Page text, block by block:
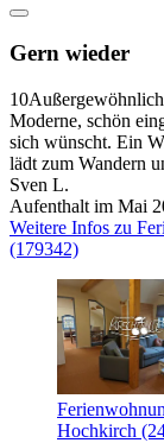
Gern wieder
10Außergewöhnlich
Moderne, schön
sich wünscht. Ein
lädt zum Wandern
Sven L.
Aufenthalt im Mai
Weitere Infos zu
(179342)
Hochkirch